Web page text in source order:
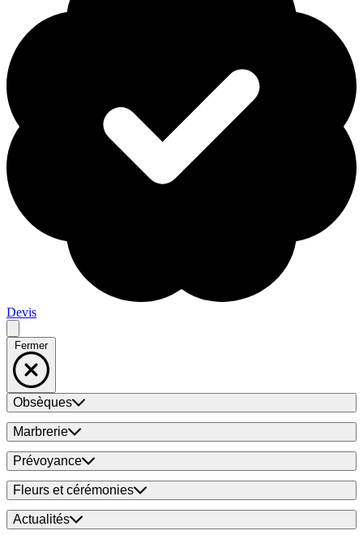
Devis
Fermer
Obsèques
Marbrerie
Prévoyance
Fleurs et cérémonies
Actualités